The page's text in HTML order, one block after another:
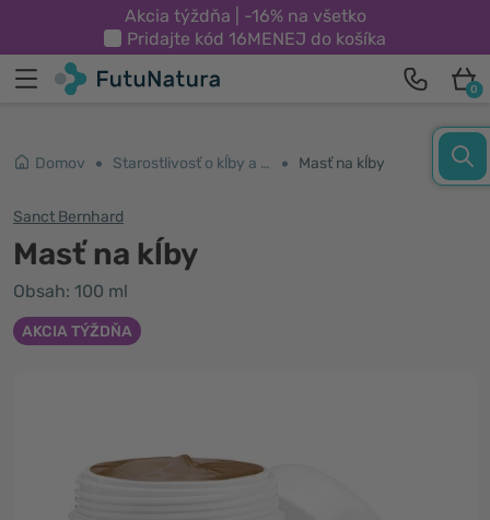
Akcia týždňa | -16% na všetko
Pridajte kód 16MENEJ do košíka
0
Domov Starostlivosť o kĺby a svaly Masť na kĺby
Sanct Bernhard
Masť na kĺby
Obsah: 100 ml
AKCIA TÝŽDŇA